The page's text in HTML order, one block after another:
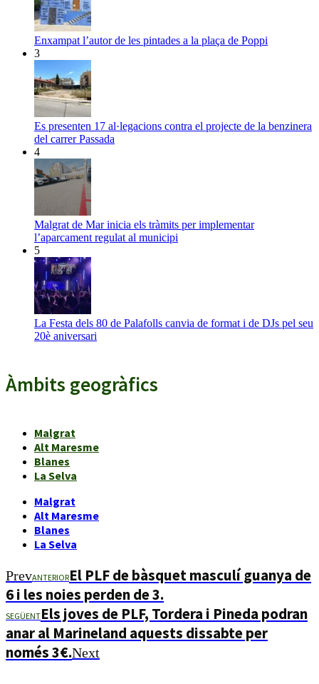
Enxampat l’autor de les pintades a la plaça de Poppi
3
Es presenten 17 al·legacions contra el projecte de la benzinera
del carrer Passada
4
Malgrat de Mar inicia els tràmits per implementar
l’aparcament regulat al municipi
5
La Festa dels 80 de Palafolls canvia de format i de DJs pel seu
20è aniversari
Àmbits geogràfics
Malgrat
Alt Maresme
Blanes
La Selva
Malgrat
Alt Maresme
Blanes
La Selva
PrevANTERIOREl PLF de bàsquet masculí guanya de
6 i les noies perden de 3.
SEGÜENTEls joves de PLF, Tordera i Pineda podran
anar al Marineland aquests dissabte per
només 3€.Next